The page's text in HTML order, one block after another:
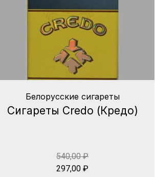
Белорусские сигареты
Сигареты Credo (Кредо)
540,00₽
297,00 ₽